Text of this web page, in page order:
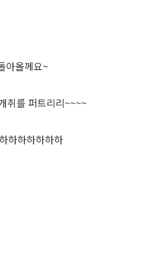
아올께요~
취를 퍼트리리~~~~
하하하하하하